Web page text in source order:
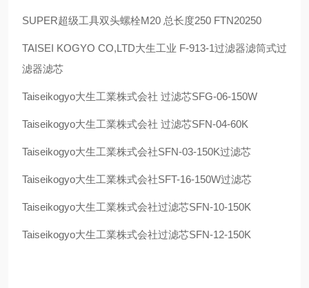
SUPER超级工具双头螺栓M20 总长度250 FTN20250
TAISEI KOGYO CO,LTD大生工业 F-913-1过滤器滤筒式过
滤器滤芯
Taiseikogyo大生工業株式会社 过滤芯SFG-06-150W
Taiseikogyo大生工業株式会社 过滤芯SFN-04-60K
Taiseikogyo大生工業株式会社SFN-03-150K过滤芯
Taiseikogyo大生工業株式会社SFT-16-150W过滤芯
Taiseikogyo大生工業株式会社过滤芯SFN-10-150K
Taiseikogyo大生工業株式会社过滤芯SFN-12-150K